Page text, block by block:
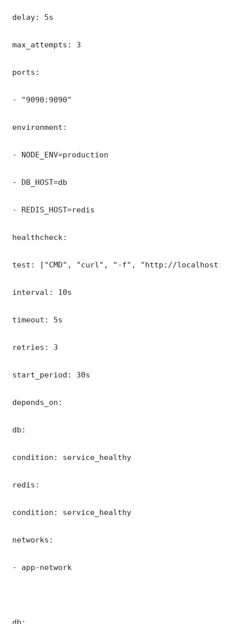
delay: 5s
max_attempts: 3
ports:
- "9090:9090"
environment:
- NODE_ENV=production
- DB_HOST=db
- REDIS_HOST=redis
healthcheck:
test: ["CMD", "curl", "-f", "http://
interval: 10s
timeout: 5s
retries: 3
start_period: 30s
depends_on:
db:
condition: service_healthy
redis:
condition: service_healthy
networks:
- app-network